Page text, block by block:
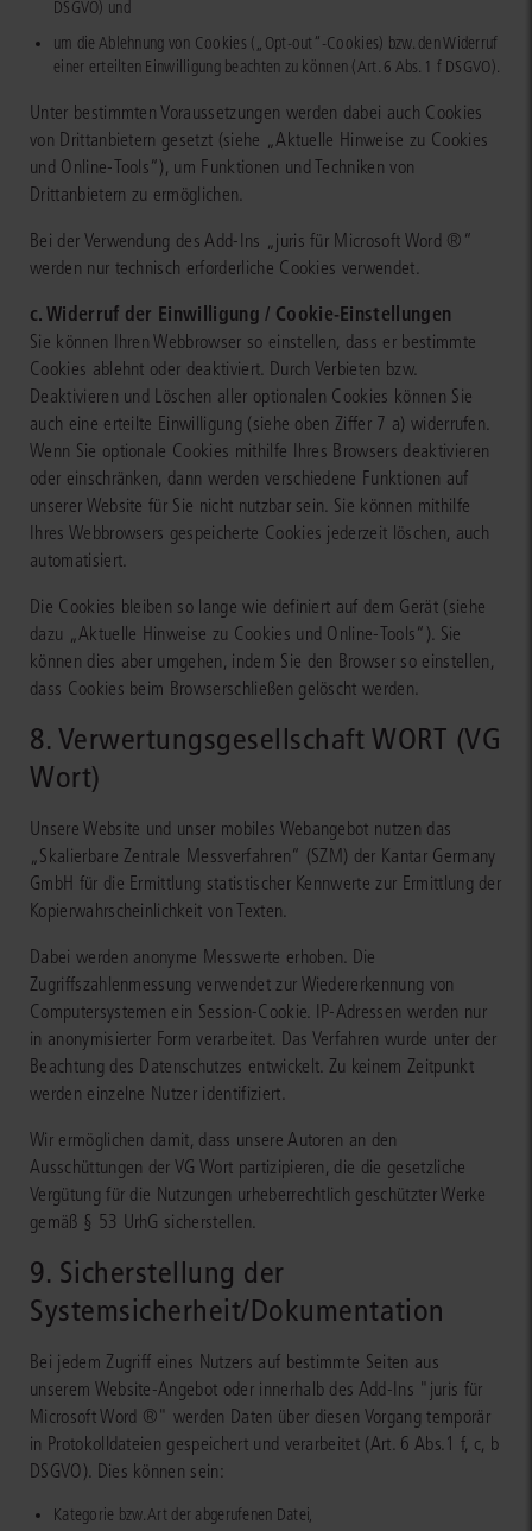
DSGVO) und
um die Ablehnung von Cookies („Opt-out“-Cookies) bzw. den Widerruf
einer erteilten Einwilligung beachten zu können (Art. 6 Abs. 1 f DSGVO).
Unter bestimmten Voraussetzungen werden dabei auch Cookies
von Drittanbietern gesetzt (siehe „Aktuelle Hinweise zu Cookies
und Online-Tools“), um Funktionen und Techniken von
Drittanbietern zu ermöglichen.
Bei der Verwendung des Add-Ins „juris für Microsoft Word ®“
werden nur technisch erforderliche Cookies verwendet.
c. Widerruf der Einwilligung / Cookie-Einstellungen
Sie können Ihren Webbrowser so einstellen, dass er bestimmte
Cookies ablehnt oder deaktiviert. Durch Verbieten bzw.
Deaktivieren und Löschen aller optionalen Cookies können Sie
auch eine erteilte Einwilligung (siehe oben Ziffer 7 a) widerrufen.
Wenn Sie optionale Cookies mithilfe Ihres Browsers deaktivieren
oder einschränken, dann werden verschiedene Funktionen auf
unserer Website für Sie nicht nutzbar sein. Sie können mithilfe
Ihres Webbrowsers gespeicherte Cookies jederzeit löschen, auch
automatisiert.
Die Cookies bleiben so lange wie definiert auf dem Gerät (siehe
dazu „Aktuelle Hinweise zu Cookies und Online-Tools“). Sie
können dies aber umgehen, indem Sie den Browser so einstellen,
dass Cookies beim Browserschließen gelöscht werden.
8. Verwertungsgesellschaft WORT (VG
Wort)
Unsere Website und unser mobiles Webangebot nutzen das
„Skalierbare Zentrale Messverfahren“ (SZM) der Kantar Germany
GmbH für die Ermittlung statistischer Kennwerte zur Ermittlung der
Kopierwahrscheinlichkeit von Texten.
Dabei werden anonyme Messwerte erhoben. Die
Zugriffszahlenmessung verwendet zur Wiedererkennung von
Computersystemen ein Session-Cookie. IP-Adressen werden nur
in anonymisierter Form verarbeitet. Das Verfahren wurde unter der
Beachtung des Datenschutzes entwickelt. Zu keinem Zeitpunkt
werden einzelne Nutzer identifiziert.
Wir ermöglichen damit, dass unsere Autoren an den
Ausschüttungen der VG Wort partizipieren, die die gesetzliche
Vergütung für die Nutzungen urheberrechtlich geschützter Werke
gemäß § 53 UrhG sicherstellen.
9. Sicherstellung der
Systemsicherheit/Dokumentation
Bei jedem Zugriff eines Nutzers auf bestimmte Seiten aus
unserem Website-Angebot oder innerhalb des Add-Ins "juris für
Microsoft Word ®" werden Daten über diesen Vorgang temporär
in Protokolldateien gespeichert und verarbeitet (Art. 6 Abs.1 f, c, b
DSGVO). Dies können sein:
Kategorie bzw. Art der abgerufenen Datei,